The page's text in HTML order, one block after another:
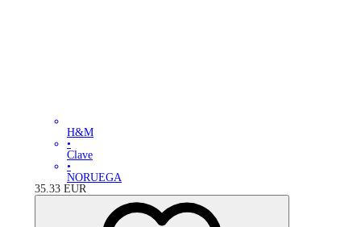
H&M
•
Clave
•
NORUEGA
35.33 EUR